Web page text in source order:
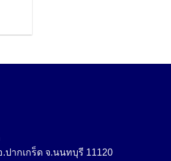
ปากเกร็ด จ.นนทบุรี 11120